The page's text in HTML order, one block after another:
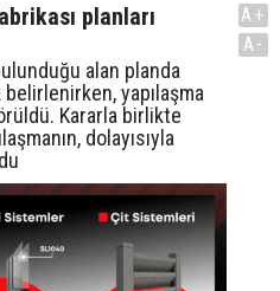
planları
alan planda
yapılaşma
Kararla birlikte
dolayısıyla
A+
A-